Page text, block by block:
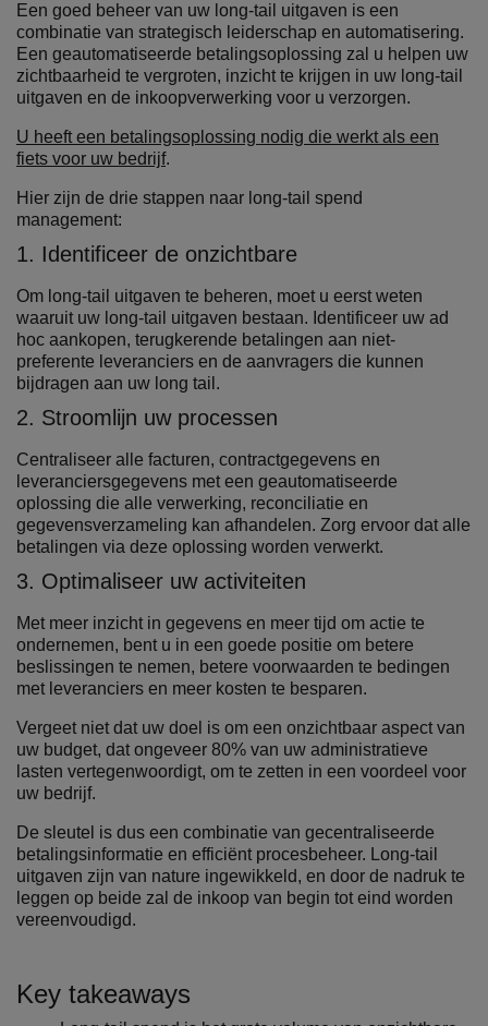
Een goed beheer van uw long-tail uitgaven is een
combinatie van strategisch leiderschap en automatisering.
Een geautomatiseerde betalingsoplossing zal u helpen uw
zichtbaarheid te vergroten, inzicht te krijgen in uw long-tail
uitgaven en de inkoopverwerking voor u verzorgen.
U heeft een betalingsoplossing nodig die werkt als een
fiets voor uw bedrijf.
Hier zijn de drie stappen naar long-tail spend
management:
1. Identificeer de onzichtbare
Om long-tail uitgaven te beheren, moet u eerst weten
waaruit uw long-tail uitgaven bestaan. Identificeer uw ad
hoc aankopen, terugkerende betalingen aan niet-
preferente leveranciers en de aanvragers die kunnen
bijdragen aan uw long tail.
2. Stroomlijn uw processen
Centraliseer alle facturen, contractgegevens en
leveranciersgegevens met een geautomatiseerde
oplossing die alle verwerking, reconciliatie en
gegevensverzameling kan afhandelen. Zorg ervoor dat alle
betalingen via deze oplossing worden verwerkt.
3. Optimaliseer uw activiteiten
Met meer inzicht in gegevens en meer tijd om actie te
ondernemen, bent u in een goede positie om betere
beslissingen te nemen, betere voorwaarden te bedingen
met leveranciers en meer kosten te besparen.
Vergeet niet dat uw doel is om een onzichtbaar aspect van
uw budget, dat ongeveer 80% van uw administratieve
lasten vertegenwoordigt, om te zetten in een voordeel voor
uw bedrijf.
De sleutel is dus een combinatie van gecentraliseerde
betalingsinformatie en efficiënt procesbeheer. Long-tail
uitgaven zijn van nature ingewikkeld, en door de nadruk te
leggen op beide zal de inkoop van begin tot eind worden
vereenvoudigd.
Key takeaways